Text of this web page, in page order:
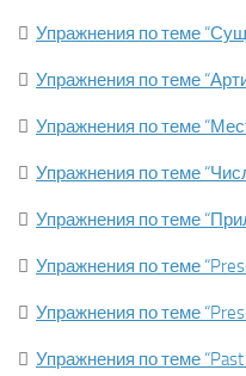
 Упражнения по теме
 Упражнения по теме
 Упражнения по теме
 Упражнения по теме
 Упражнения по теме
 Упражнения по теме
 Упражнения по теме
 Упражнения по теме “Past